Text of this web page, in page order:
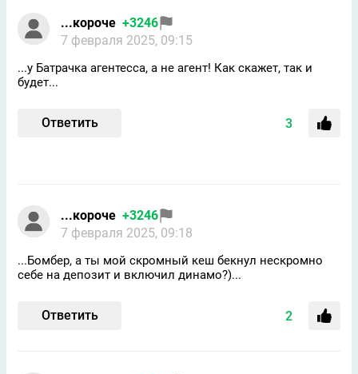
...короче +3246
7 февраля 2025, 09:15
...у Батрачка агентесса, а не агент! Как скажет, так и
будет...
Ответить 3
...короче +3246
7 февраля 2025, 09:18
...Бомбер, а ты мой скромный кеш бекнул нескромно
себе на депозит и включил динамо?)...
Ответить 2